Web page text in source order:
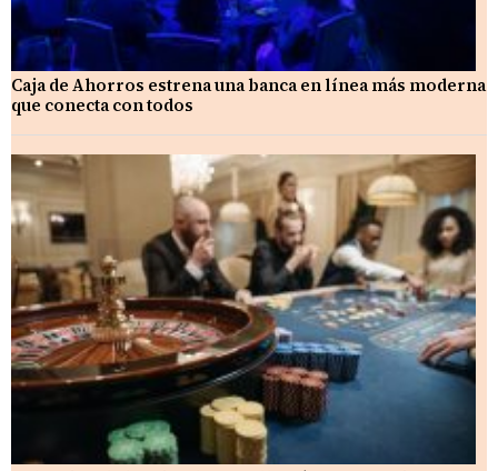
Caja de Ahorros estrena una banca en línea más moderna
que conecta con todos